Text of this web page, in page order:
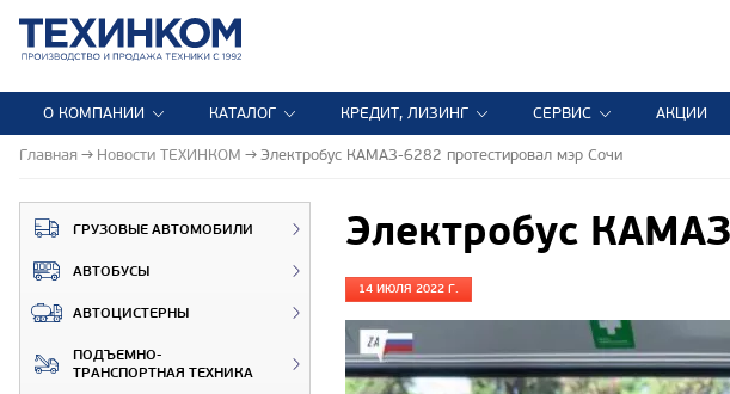
О КОМПАНИИ КАТАЛОГ КРЕДИТ, ЛИЗИНГ СЕРВИС АКЦИИ
Главная Новости ТЕХИНКОМ Электробус КАМАЗ-6282 протестировал мэр Сочи
ГРУЗОВЫЕ АВТОМОБИЛИ
АВТОБУСЫ
АВТОЦИСТЕРНЫ
ПОДЪЕМНО-
ТРАНСПОРТНАЯ ТЕХНИКА
Электробус
14 ИЮЛЯ 2022 Г.